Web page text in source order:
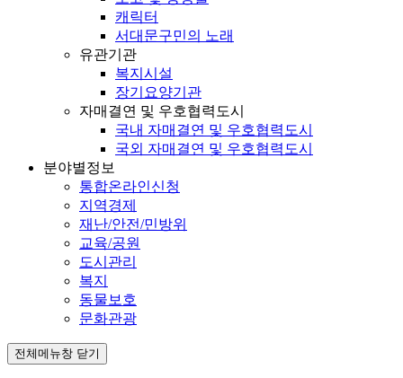
캐릭터
서대문구민의 노래
유관기관
복지시설
장기요양기관
자매결연 및 우호협력도시
국내 자매결연 및 우호협력도시
국외 자매결연 및 우호협력도시
분야별정보
통합온라인신청
지역경제
재난/안전/민방위
교육/공원
도시관리
복지
동물보호
문화관광
전체메뉴창 닫기